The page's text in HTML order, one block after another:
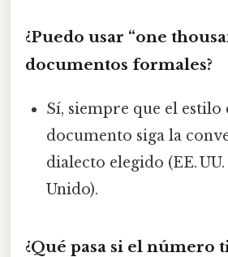
¿Puedo usar “one
documentos formales?
Sí, siempre que el estilo
documento siga la
dialecto elegido (EE.
Unido).
¿Qué pasa si el número